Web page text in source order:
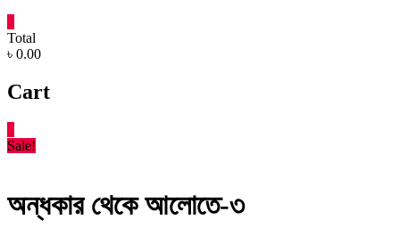
Total
৳ 0.00
Cart
Sale!
অন্ধকার থেকে আলোতে-৩